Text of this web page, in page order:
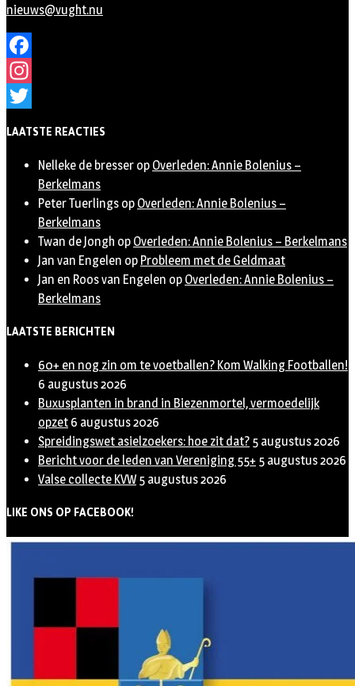
nieuws@vught.nu
Facebook
Instagram
LAATSTE REACTIES
Nelleke de bresser op Overleden: Annie Bolenius –
Berkelmans
Peter Tuerlings op Overleden: Annie Bolenius –
Berkelmans
Twan de Jongh op Overleden: Annie Bolenius – Berkelmans
Jan van Engelen op Probleem met de Geldmaat
Jan en Roos van Engelen op Overleden: Annie Bolenius –
Berkelmans
LAATSTE BERICHTEN
60+ en nog zin om te voetballen? Kom Walking Footballen!
6 augustus 2026
Buxusplanten in brand in Biezenmortel, vermoedelijk
opzet 6 augustus 2026
Spreidingswet asielzoekers: hoe zit dat? 5 augustus 2026
Bericht voor de leden van Vereniging 55+ 5 augustus 2026
Valse collecte KVW 5 augustus 2026
LIKE ONS OP FACEBOOK!